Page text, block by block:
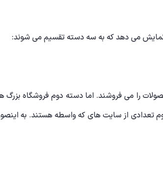
می دهد که به سه دسته تقسیم می شوند:
را می فروشند. اما دسته دوم فروشگاه بزرگ
تعدادی از سایت های که واسطه هستند. به